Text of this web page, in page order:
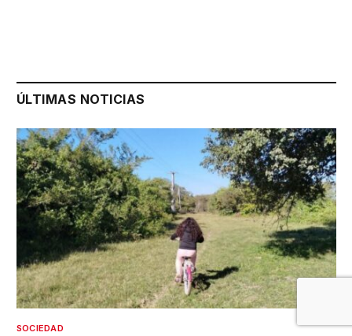
ÚLTIMAS NOTICIAS
SOCIEDAD